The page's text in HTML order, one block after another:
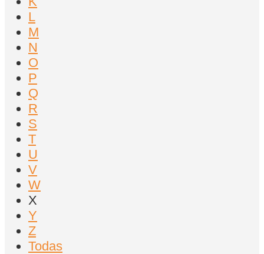
L
M
N
O
P
Q
R
S
T
U
V
W
X
Y
Z
Todas